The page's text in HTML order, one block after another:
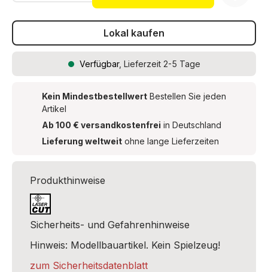
Lokal kaufen
Verfügbar, Lieferzeit 2-5 Tage
Kein Mindestbestellwert Bestellen Sie jeden
Artikel
Ab 100 € versandkostenfrei in Deutschland
Lieferung weltweit ohne lange Lieferzeiten
Produkthinweise
Sicherheits- und Gefahrenhinweise
Hinweis: Modellbauartikel. Kein Spielzeug!
zum Sicherheitsdatenblatt